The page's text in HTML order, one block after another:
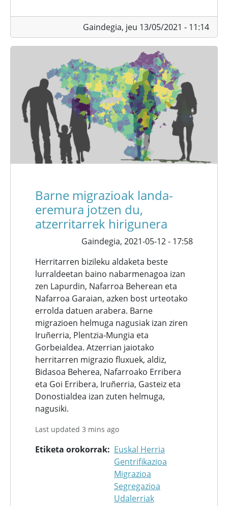
Gaindegia, jeu 13/05/2021 - 11:14
Barne migrazioak landa-
eremura jotzen du,
atzerritarrek hirigunera
Gaindegia, 2021-05-12 - 17:58
Herritarren bizileku aldaketa beste
lurraldeetan baino nabarmenagoa izan
zen Lapurdin, Nafarroa Beherean eta
Nafarroa Garaian, azken bost urteotako
errolda datuen arabera. Barne
migrazioen helmuga nagusiak izan ziren
Iruñerria, Plentzia-Mungia eta
Gorbeialdea. Atzerrian jaiotako
herritarren migrazio fluxuek, aldiz,
Bidasoa Beherea, Nafarroako Erribera
eta Goi Erribera, Iruñerria, Gasteiz eta
Donostialdea izan zuten helmuga,
nagusiki.
Last updated 3 mins ago
Etiketa orokorrak
Euskal Herria
Gentrifikazioa
Migrazioa
Segregazioa
Udalerriak